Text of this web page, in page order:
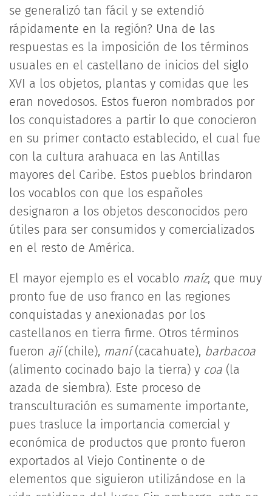
se generalizó tan fácil y se extendió
rápidamente en la región? Una de las
respuestas es la imposición de los términos
usuales en el castellano de inicios del siglo
XVI a los objetos, plantas y comidas que les
eran novedosos. Estos fueron nombrados por
los conquistadores a partir lo que conocieron
en su primer contacto establecido, el cual fue
con la cultura arahuaca en las Antillas
mayores del Caribe. Estos pueblos brindaron
los vocablos con que los españoles
designaron a los objetos desconocidos pero
útiles para ser consumidos y comercializados
en el resto de América.
El mayor ejemplo es el vocablo maíz, que muy
pronto fue de uso franco en las regiones
conquistadas y anexionadas por los
castellanos en tierra firme. Otros términos
fueron ají(chile), maní(cacahuate), barbacoa
(alimento cocinado bajo la tierra) y coa (la
azada de siembra). Este proceso de
transculturación es sumamente importante,
pues trasluce la importancia comercial y
económica de productos que pronto fueron
exportados al Viejo Continente o de
elementos que siguieron utilizándose en la